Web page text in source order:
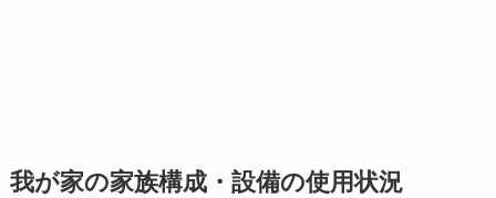
我が家の家族構成・設備の使用状況